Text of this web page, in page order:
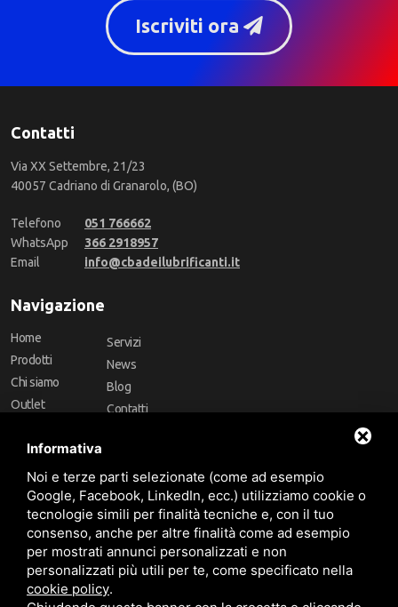
Iscriviti ora
Contatti
Via XX Settembre, 21/23
40057 Cadriano di Granarolo, (BO)
Telefono
051 766662
WhatsApp
366 2918957
Email
info@cbadeilubrificanti.it
Navigazione
Home
Prodotti
Chi siamo
Outlet
Marchi
Servizi
News
Blog
Contatti
Follow Us
Informativa
Noi e terze parti selezionate (come ad esempio
Google, Facebook, LinkedIn, ecc.) utilizziamo cookie o
tecnologie simili per finalità tecniche e, con il tuo
consenso, anche per altre finalità come ad esempio
per mostrati annunci personalizzati e non
personalizzati più utili per te, come specificato nella
cookie policy.